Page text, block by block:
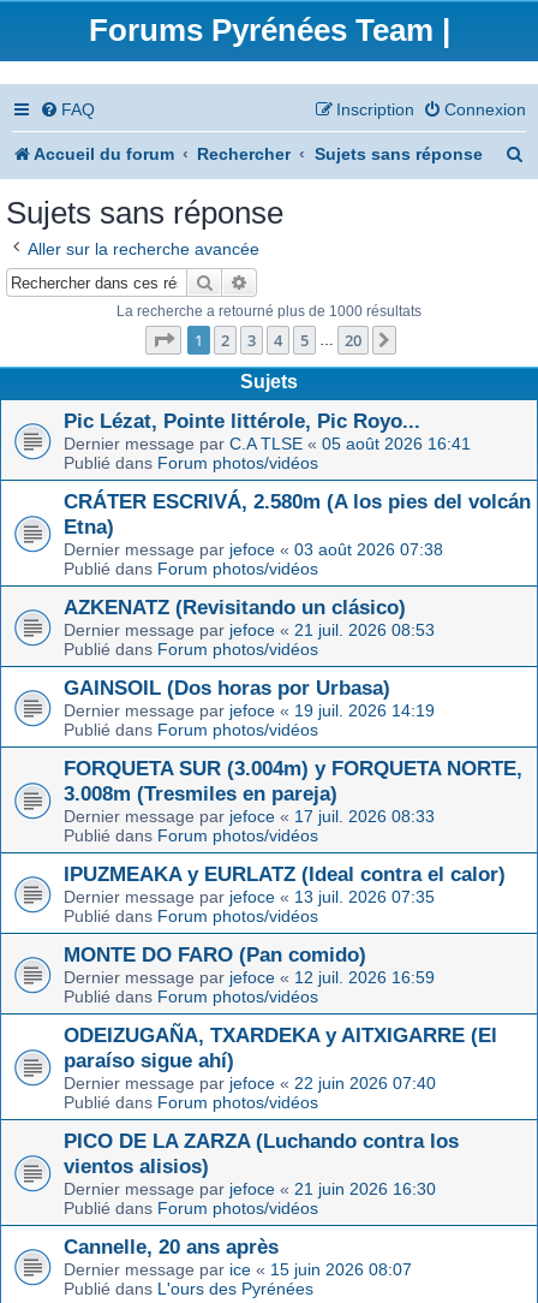
Forums Pyrénées Team |
FAQ Connexion
Inscription
Accueil du forum Rechercher Sujets sans réponse
Sujets sans réponse
Aller sur la recherche avancée
Rechercher
La recherche a retourné plus de 1000 résultats
Page 1sur20
1 2 3 4 5 … 20
Sujets
Pic Lézat, Pointe littérole, Pic Royo...
Dernier message par C.A TLSE « 05 août 2026 16:41
Publié dans Forum photos/vidéos
CRÁTER ESCRIVÁ, 2.580m (A los pies del volcán
Etna)
Dernier message par jefoce « 03 août 2026 07:38
Publié dans Forum photos/vidéos
AZKENATZ (Revisitando un clásico)
Dernier message par jefoce « 21 juil. 2026 08:53
Publié dans Forum photos/vidéos
GAINSOIL (Dos horas por Urbasa)
Dernier message par jefoce « 19 juil. 2026 14:19
Publié dans Forum photos/vidéos
FORQUETA SUR (3.004m) y FORQUETA NORTE,
3.008m (Tresmiles en pareja)
Dernier message par jefoce « 17 juil. 2026 08:33
Publié dans Forum photos/vidéos
IPUZMEAKA y EURLATZ (Ideal contra el calor)
Dernier message par jefoce « 13 juil. 2026 07:35
Publié dans Forum photos/vidéos
MONTE DO FARO (Pan comido)
Dernier message par jefoce « 12 juil. 2026 16:59
Publié dans Forum photos/vidéos
ODEIZUGAÑA, TXARDEKA y AITXIGARRE (El
paraíso sigue ahí)
Dernier message par jefoce « 22 juin 2026 07:40
Publié dans Forum photos/vidéos
PICO DE LA ZARZA (Luchando contra los
vientos alisios)
Dernier message par jefoce « 21 juin 2026 16:30
Publié dans Forum photos/vidéos
Cannelle, 20 ans après
Dernier message par ice « 15 juin 2026 08:07
Publié dans L'ours des Pyrénées